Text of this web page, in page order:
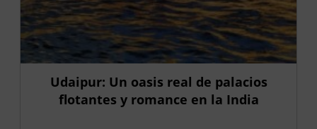
Udaipur: Un oasis real de palacios
flotantes y romance en la India